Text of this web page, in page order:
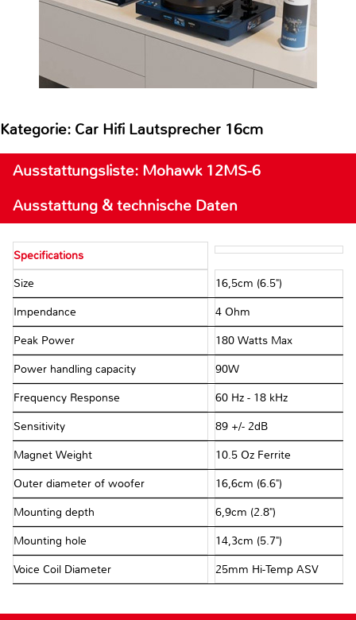
Kategorie: Car Hifi Lautsprecher 16cm
Ausstattungsliste: Mohawk 12MS-6
Ausstattung & technische Daten
Specifications
Size 16,5cm (6.5")
Impendance 4 Ohm
Peak Power 180 Watts Max
Power handling capacity 90W
Frequency Response 60 Hz - 18 kHz
Sensitivity 89 +/- 2dB
Magnet Weight 10.5 Oz Ferrite
Outer diameter of woofer 16,6cm (6.6")
Mounting depth 6,9cm (2.8")
Mounting hole 14,3cm (5.7")
Voice Coil Diameter 25mm Hi-Temp ASV